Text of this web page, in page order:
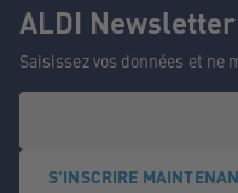
ALDI Newsletter
Saisissez vos données et ne
S'INSCRIRE